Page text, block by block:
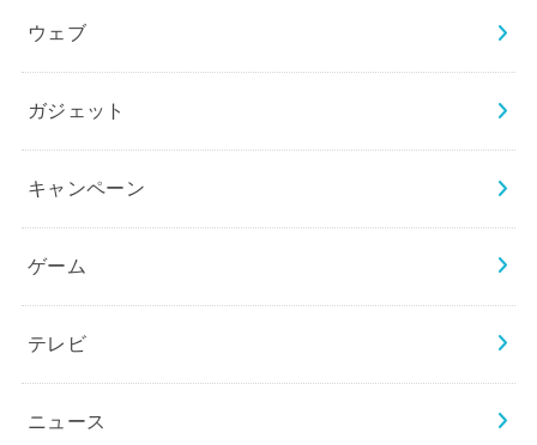
ウェブ
ガジェット
キャンペーン
ゲーム
テレビ
ニュース